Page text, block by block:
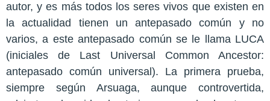
autor, y es más todos los seres vivos que existen en
la actualidad tienen un antepasado común y no
varios, a este antepasado común se le llama LUCA
(iniciales de Last Universal Common Ancestor:
antepasado común universal). La primera prueba,
siempre según Arsuaga, aunque controvertida,